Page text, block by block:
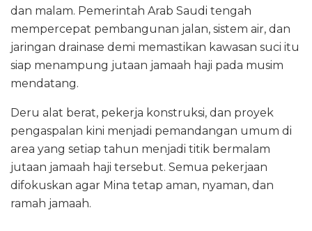
dan malam. Pemerintah Arab Saudi tengah
mempercepat pembangunan jalan, sistem air, dan
jaringan drainase demi memastikan kawasan suci itu
siap menampung jutaan jamaah haji pada musim
mendatang.
Deru alat berat, pekerja konstruksi, dan proyek
pengaspalan kini menjadi pemandangan umum di
area yang setiap tahun menjadi titik bermalam
jutaan jamaah haji tersebut. Semua pekerjaan
difokuskan agar Mina tetap aman, nyaman, dan
ramah jamaah.